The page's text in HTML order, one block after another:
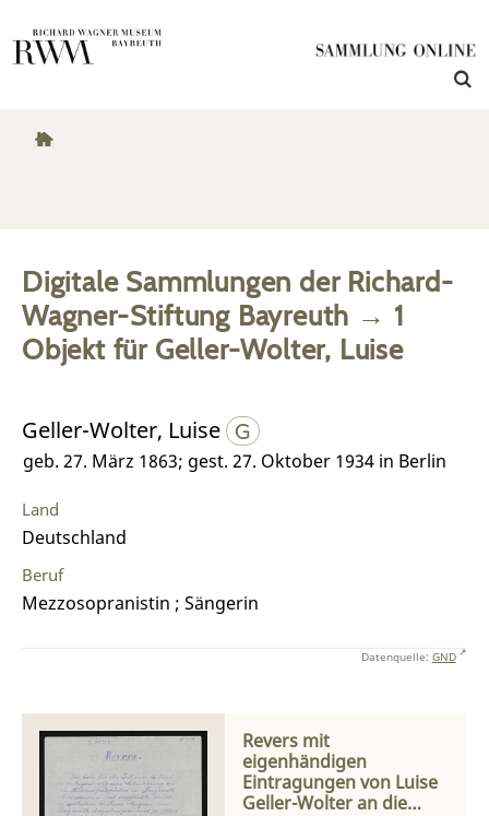
Digitale Sammlungen der Richard-
Wagner-Stiftung Bayreuth → 1
Objektfür Geller-Wolter, Luise
Geller-Wolter, Luise
geb. 27. März 1863; gest. 27. Oktober 1934 in Berlin
Land
Deutschland
Beruf
Mezzosopranistin ; Sängerin
Datenquelle: GND
Revers mit
eigenhändigen
Eintragungen von Luise
Geller-Wolter an die